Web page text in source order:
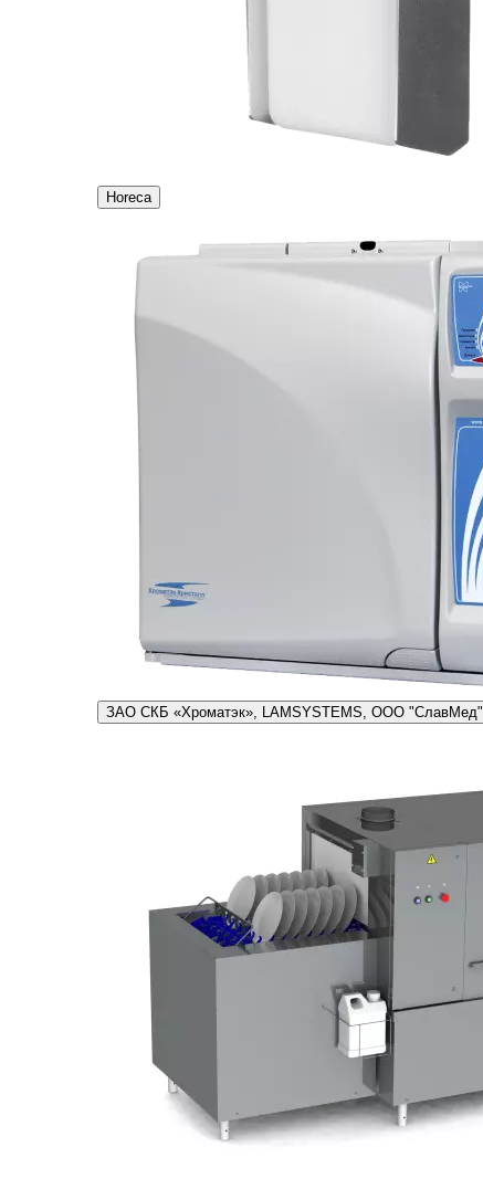
Horeca
ЗАО СКБ «Хроматэк», LAMSYSTEMS, ООО "СлавМед"